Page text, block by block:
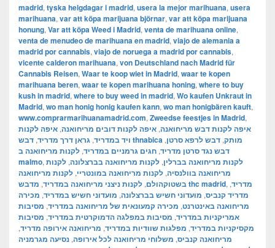
madrid, tyska helgdagar i madrid, usera la mejor marihuana, usera
marihuana, var att köpa marijuana björnar, var att köpa marijuana
honung, Var att köpa Weed i Madrid, venta de marihuana online,
venta de menudeo de marihuana en madrid, viajo de alemania a
madrid por cannabis, viajo de noruega a madrid por cannabis,
vicente calderon marihuana, von Deutschland nach Madrid für
Cannabis Reisen, Waar te koop wiet in Madrid, waar te kopen
marihuana beren, waar te kopen marihuana honing, where to buy
kush in madrid, where to buy weed in madrid, Wo kaufen Unkraut in
Madrid, wo man honig honig kaufen kann, wo man honigbären kauft,
www.comprarmarihuanamadrid.com, Zweedse feestjes in Madrid,
איפה לקנות דבש מריחואנה, איפה לקנות דובים מריחואנה, איפה לקנות
ויד במדריד, גראן דרך מדריד, דבש thnabica מותק, דבש לרפא סרטן,
דבש נגד סרטן מדריד, חגים גרמניים במדריד, לקנות מריחואנה ב
malmo, לקנות מריחואנה בברלין, לקנות מריחואנה בברצלונה, לקנות
מריחואנה בוולנסיה, לקנות מריחואנה במונטריי, לקנות מריחואנה
בשטוקהולם, לקנות ניצני מריחואנה במדריד, מדבש thc madrid, מדריד,
מדריד קנביס, מועדוני חשיש בברצלונה, מועדוני חשיש במדריד, מכירה
מריחואנה באינטרנט, מכירה קמעונאית של מריחואנה במדריד, מסיבות
אמריקניות במדריד, מסיבות במפלגה הדמוקרטית במדריד, מסיבות
מקסיקניות במדריד, מפלגות שוודיות במדריד, מריחואנה אירופה מדריד,
מריחואנה קנביס, משלוחי מריחואנה לכל אירופה, נסיעה מגרמניה